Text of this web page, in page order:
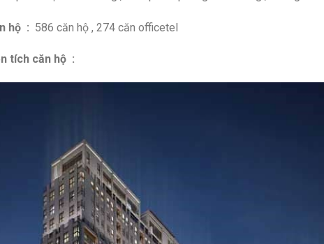
hộ : 586 căn hộ , 274 căn officetel
tích căn hộ :